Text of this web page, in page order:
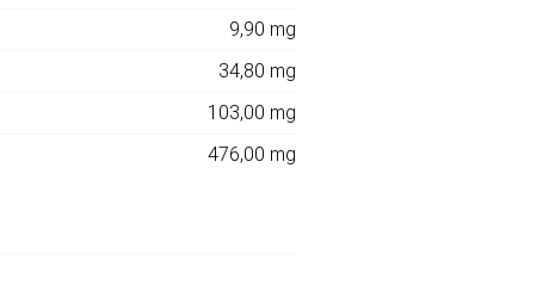
9,90 mg
34,80 mg
103,00 mg
476,00 mg